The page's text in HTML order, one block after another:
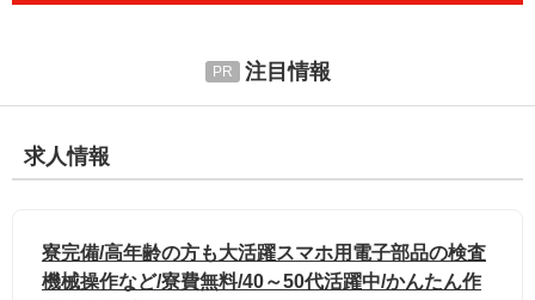
注目情報
求人情報
寮完備/高年齢の方も大活躍スマホ用電子部品の検査
機械操作など/寮費無料/40～50代活躍中/かんたん作